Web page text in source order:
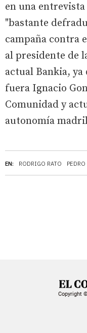
EN: RODRIGO RATO
en una entrevista
"bastante
campaña contra
al presidente de
actual Bankia, ya
fuera Ignacio
Comunidad y
autonomía
Copyright